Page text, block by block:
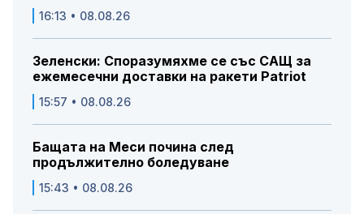
16:13 • 08.08.26
Зеленски: Споразумяхме се със САЩ за
ежемесечни доставки на ракети Patriot
15:57 • 08.08.26
Бащата на Меси почина след
продължително боледуване
15:43 • 08.08.26